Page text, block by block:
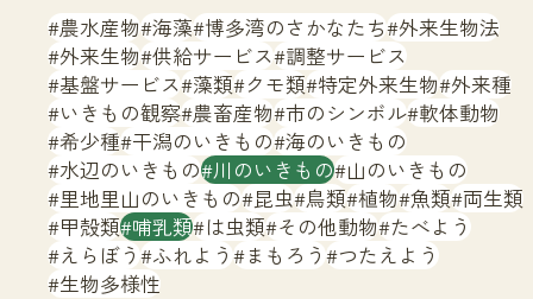
サイトマップ
農水産物 海藻 博多湾のさかなたち 外来生物法
外来生物 供給サービス 調整サービス
基盤サービス 藻類 クモ類 特定外来生物 外来種
いきもの観察 農畜産物 市のシンボル 軟体動物
希少種 干潟のいきもの 海のいきもの
水辺のいきもの 川のいきもの 山のいきもの
里地里山のいきもの 昆虫 鳥類 植物 魚類 両生類
甲殻類 哺乳類 は虫類 その他動物 たべよう
えらぼう ふれよう まもろう つたえよう
生物多様性